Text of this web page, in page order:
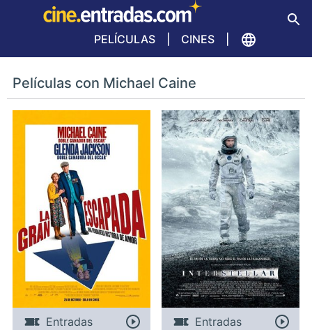
PELÍCULAS CINES
Películas con Michael Caine
Entradas
Entradas